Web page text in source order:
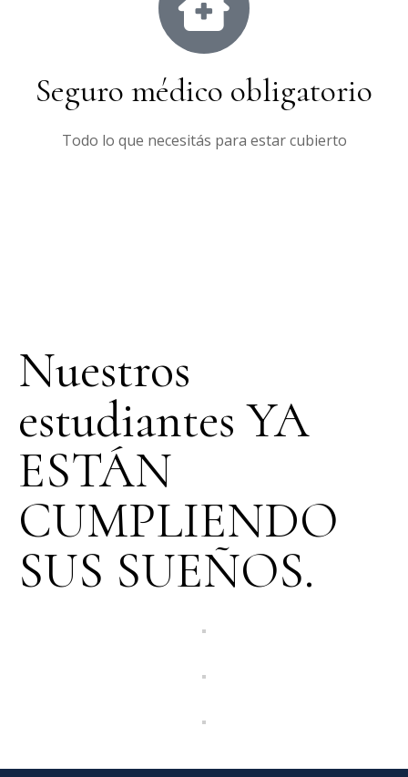
Seguro médico obligatorio
Todo lo que necesitás para estar cubierto
Nuestros
estudiantes YA
ESTÁN
CUMPLIENDO
SUS SUEÑOS.